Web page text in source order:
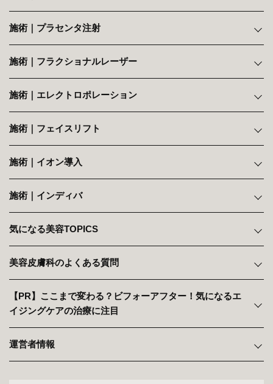
施術｜プラセンタ注射
施術｜フラクショナルレーザー
施術｜エレクトロポレーション
施術｜フェイスリフト
施術｜イオン導入
施術｜インディバ
気になる美容TOPICS
美容皮膚科のよくある質問
【PR】ここまで変わる？ビフォーアフター！気になるエ
イジングケアの治療に注目
運営者情報